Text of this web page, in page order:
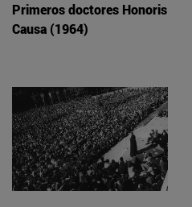
Primeros doctores Honoris
Causa (1964)